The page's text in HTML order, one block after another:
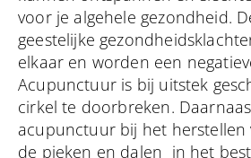
voor je algehele gezondheid.
geestelijke
elkaar en worden een
Acupunctuur is bij uitstek
cirkel te doorbreken.
acupunctuur bij het herstellen
de pieken en dalen in het